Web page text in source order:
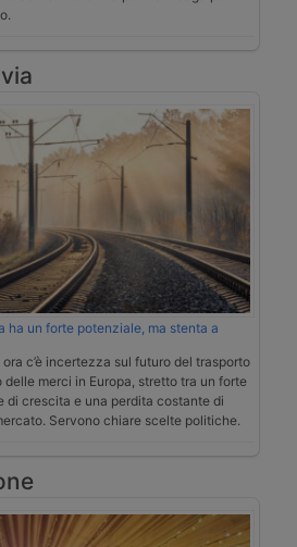
ha un forte potenziale, ma stenta a
c’è incertezza sul futuro del trasporto
delle merci in Europa, stretto tra un forte
di crescita e una perdita costante di
Servono chiare scelte politiche.